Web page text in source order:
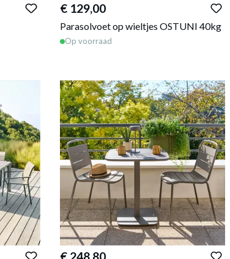
€ 129,00
Parasolvoet op wieltjes OSTUNI 40kg
Op voorraad